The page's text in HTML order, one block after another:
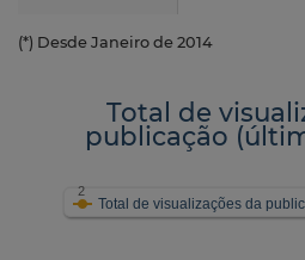
(*) Desde Janeiro de 2014
Total de
publicação
Total de visualizações da
2